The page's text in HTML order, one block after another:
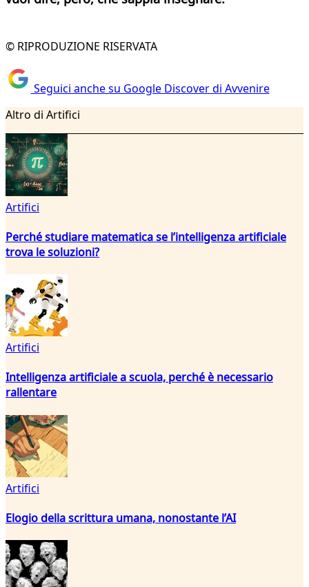
© RIPRODUZIONE RISERVATA
Seguici anche su Google Discover di Avvenire
Altro di Artifici
Artifici
Perché studiare matematica se l’intelligenza artificiale
trova le soluzioni?
Artifici
Intelligenza artificiale a scuola, perché è necessario
rallentare
Artifici
Elogio della scrittura umana, nonostante l’AI